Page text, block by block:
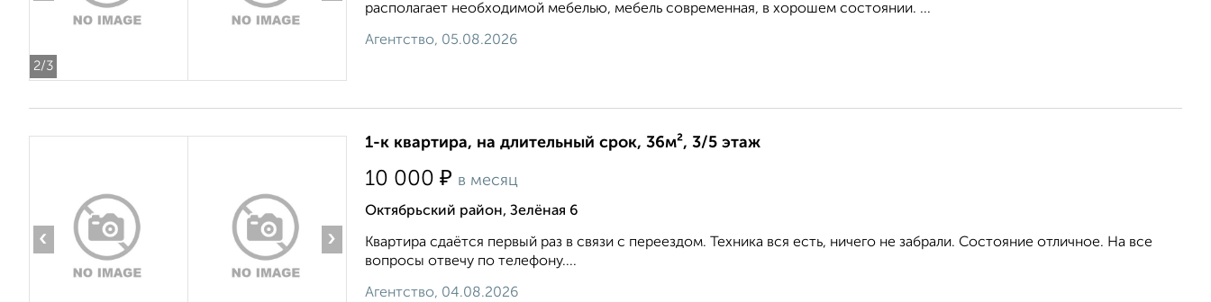
2/3
располагает необходимой мебелью, мебель современная, в хорошем состоянии. ...
Агентство, 05.08.2026
‹ ›
1-к квартира, на длительный срок, 36м², 3/5 этаж
10 000 ₽ в месяц
Октябрьский район, Зелёная 6
Квартира сдаётся первый раз в связи с переездом. Техника вся есть, ничего не забрали. Состояние отличное. На все
вопросы отвечу по телефону....
Агентство, 04.08.2026